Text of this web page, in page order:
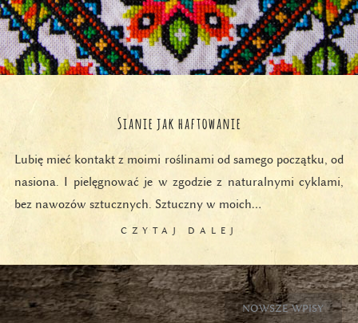
Sianie jak haftowanie
Lubię mieć kontakt z moimi roślinami od samego początku, od
nasiona. I pielęgnować je w zgodzie z naturalnymi cyklami,
bez nawozów sztucznych. Sztuczny w moich…
CZYTAJ DALEJ
Nawigacja
NOWSZE WPISY